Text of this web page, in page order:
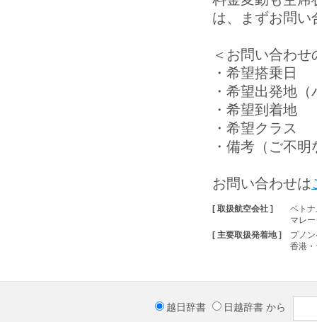
は、まずお問い
＜お問い合わ
・希望搭乗日
・希望出発地
・希望到着地
・希望クラス
・備考（ご不
お問い合わせは
[ 取扱航空会社 ]
ベト
マレ
[ 主要取扱発着地 ]
プノ
香港
越日辞書 日越辞書 から